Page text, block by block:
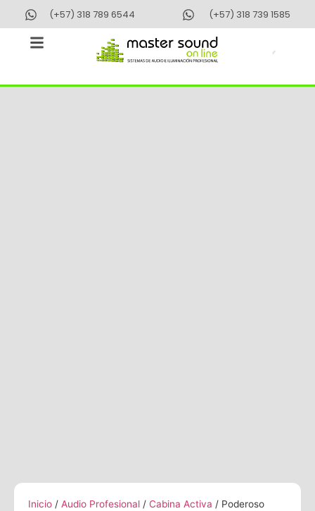
contenido
(+57) 318 789 6544 (+57) 318 739 1585
Inicio / Audio Profesional / Cabina Activa / Poderoso